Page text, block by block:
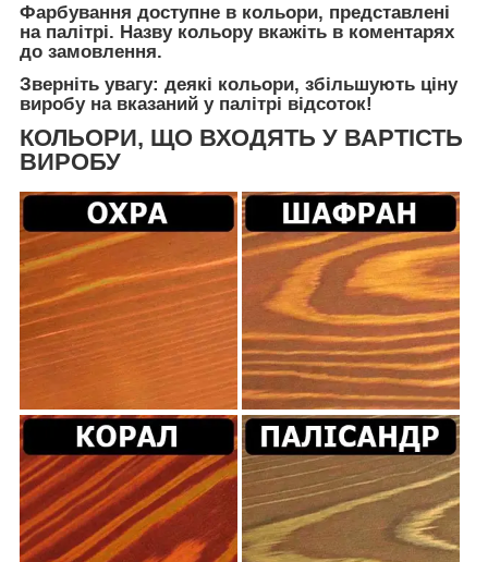
Фарбування доступне в кольори, представлені
на палітрі. Назву кольору вкажіть в коментарях
до замовлення.
Зверніть увагу: деякі кольори, збільшують ціну
виробу на вказаний у палітрі відсоток!
КОЛЬОРИ, ЩО ВХОДЯТЬ У ВАРТІСТЬ
ВИРОБУ